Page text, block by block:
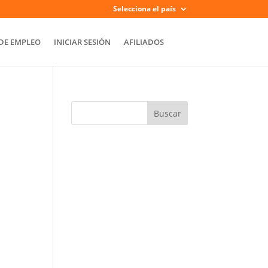
Selecciona el país
EMPLEO INICIAR SESIÓN AFILIADOS